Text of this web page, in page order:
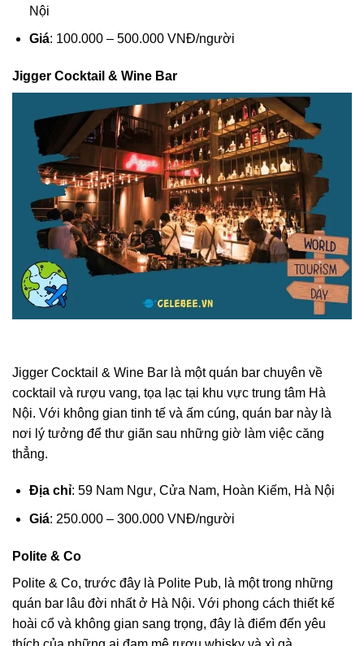
Nội
Giá: 100.000 – 500.000 VNĐ/người
Jigger Cocktail & Wine Bar
Jigger Cocktail & Wine Bar là một quán bar chuyên về
cocktail và rượu vang, tọa lạc tại khu vực trung tâm Hà
Nội. Với không gian tinh tế và ấm cúng, quán bar này là
nơi lý tưởng để thư giãn sau những giờ làm việc căng
thẳng.
Địa chỉ: 59 Nam Ngư, Cửa Nam, Hoàn Kiếm, Hà Nội
Giá: 250.000 – 300.000 VNĐ/người
Polite & Co
Polite & Co, trước đây là Polite Pub, là một trong những
quán bar lâu đời nhất ở Hà Nội. Với phong cách thiết kế
hoài cổ và không gian sang trọng, đây là điểm đến yêu